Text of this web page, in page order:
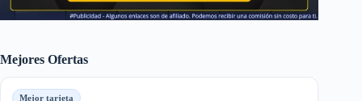
Mejores Ofertas
Mejor tarjeta